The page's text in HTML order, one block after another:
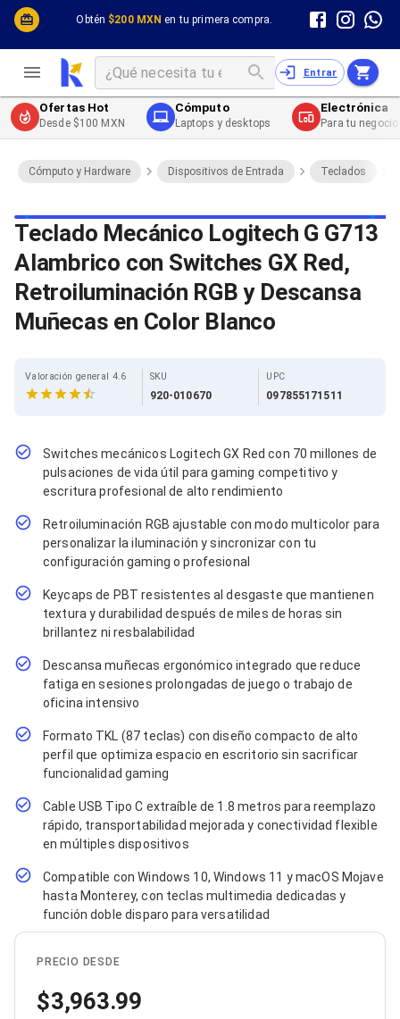
Obtén $200 MXN en tu primera compra.
Cómputo y Hardware
Desktop y Portátiles
Impresión y Consumibles
Celulares y Telefonía
Energía
Entrar
Cómputo y Hardware
Cables
Cables PC
Cables PC USB
Cables PC Serial
Cables PC SATA / eSATA
Cables PC SAS
Cables PC VGA / HD15
Cables de Audio / Video HDMI
Cables de Audio / Video VGA
Cables de Audio / Video RCA
Cables de Audio / Video Toslink
Cables de Energía
Cables de Poder (Interno)
Cables de Poder (Externo)
Cables Fibra Óptica
Cables SFP+
Jacks de Red
Conectores
Tapas y Cajas
Pinzas Ponchadoras
Probadores de Cable
Cortadoras de Cable
Protectores para Cables
Cables para Impresoras
Bobinas
Cableado Estructurado
Sujetadores de Cables
Cinchos
Adaptadores
Adaptadores PC
Adaptadores PC USB
Adaptadores PC Serial
Adaptadores PC SATA
Adaptadores PC IDE
Adaptadores PC Teclado
Bluetooth
Adaptadores Video
Adaptadores Video DisplayPort
Divisores de Video
Adaptadores Video HDMI
Extensores y Receptores de Vídeo
Adaptadores Video DVI
Adaptadores Video VGA / HD15
Repetidores USB
Adaptadores Audio AUX
Adaptadores Audio USB
Ofertas Hot
Desde $100 MXN
Cómputo
Laptops y desktops
Electrónica
Para tu
Cómputo y Hardware Dispositivos de Entrada Teclados
Teclado Mecánico Logitech G G713
Alambrico con Switches GX Red,
Retroiluminación RGB y Descansa
Muñecas en Color Blanco
Valoración general 4.6 SKU
920-010670
UPC
097855171511
Switches mecánicos Logitech GX Red con 70 millones de
pulsaciones de vida útil para gaming competitivo y
escritura profesional de alto rendimiento
Retroiluminación RGB ajustable con modo multicolor para
personalizar la iluminación y sincronizar con tu
configuración gaming o profesional
Keycaps de PBT resistentes al desgaste que mantienen
textura y durabilidad después de miles de horas sin
brillantez ni resbalabilidad
Descansa muñecas ergonómico integrado que reduce
fatiga en sesiones prolongadas de juego o trabajo de
oficina intensivo
Formato TKL (87 teclas) con diseño compacto de alto
perfil que optimiza espacio en escritorio sin sacrificar
funcionalidad gaming
Cable USB Tipo C extraíble de 1.8 metros para reemplazo
rápido, transportabilidad mejorada y conectividad flexible
en múltiples dispositivos
Compatible con Windows 10, Windows 11 y macOS Mojave
hasta Monterey, con teclas multimedia dedicadas y
función doble disparo para versatilidad
PRECIO DESDE
3,963.99